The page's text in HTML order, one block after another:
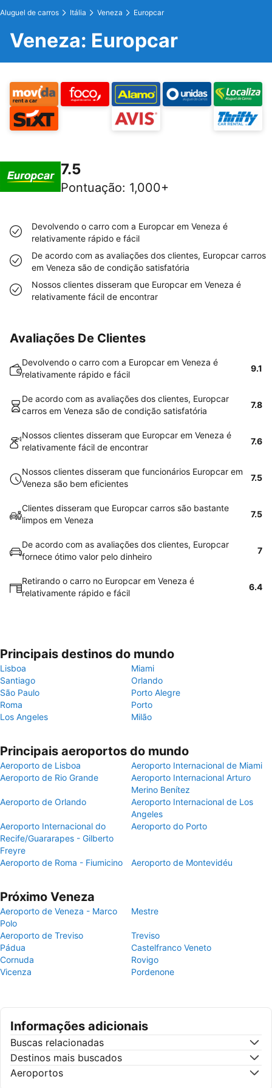
Aluguel de carros Itália Veneza Europcar
Veneza: Europcar
7.5
Pontuação: 1,000+
Devolvendo o carro com a Europcar em Veneza é
relativamente rápido e fácil
De acordo com as avaliações dos clientes, Europcar carros
em Veneza são de condição satisfatória
Nossos clientes disseram que Europcar em Veneza é
relativamente fácil de encontrar
Avaliações De Clientes
Devolvendo o carro com a Europcar em Veneza é
relativamente rápido e fácil
9.1
De acordo com as avaliações dos clientes, Europcar
carros em Veneza são de condição satisfatória
7.8
Nossos clientes disseram que Europcar em Veneza é
relativamente fácil de encontrar
7.6
Nossos clientes disseram que funcionários Europcar em
Veneza são bem eficientes
7.5
Clientes disseram que Europcar carros são bastante
limpos em Veneza
7.5
De acordo com as avaliações dos clientes, Europcar
fornece ótimo valor pelo dinheiro
7
Retirando o carro no Europcar em Veneza é
relativamente rápido e fácil
6.4
Principais destinos do mundo
Lisboa
Miami
Santiago
Orlando
São Paulo
Porto Alegre
Roma
Porto
Los Angeles
Milão
Principais aeroportos do mundo
Aeroporto de Lisboa
Aeroporto Internacional de Miami
Aeroporto de Rio Grande
Aeroporto Internacional Arturo
Merino Benítez
Aeroporto de Orlando
Aeroporto Internacional de Los
Angeles
Aeroporto Internacional do
Recife/Guararapes - Gilberto
Freyre
Aeroporto do Porto
Aeroporto de Roma - Fiumicino Aeroporto de Montevidéu
Próximo Veneza
Aeroporto de Veneza - Marco
Polo
Mestre
Aeroporto de Treviso
Treviso
Pádua
Castelfranco Veneto
Cornuda
Rovigo
Vicenza
Pordenone
Informações adicionais
Buscas relacionadas
Destinos mais buscados
Aeroportos